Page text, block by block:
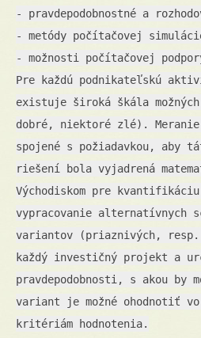
- pravdepodobnostné a
- metódy počítačovej
- možnosti počítačovej
Pre každú podnikateľskú
existuje široká škála
dobré, niektoré zlé).
spojené s požiadavkou, aby
riešení bola vyjadrená
Východiskom pre
vypracovanie alternatívnych
variantov (priaznivých,
každý investičný projekt a
pravdepodobnosti, s akou by
variant je možné ohodnotiť vo
kritériám hodnotenia.